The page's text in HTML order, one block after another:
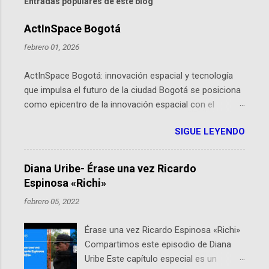
ActInSpace Bogotá
febrero 01, 2026
ActInSpace Bogotá: innovación espacial y tecnología
que impulsa el futuro de la ciudad Bogotá se posiciona
como epicentro de la innovación espacial con el
hackathon global que convierte tecnologías de la
Agencia Espacial Europea en soluciones prácticas para
la vida cotidiana. Este evento, organizado por el
Planetario de Bogotá del Idartes y la Universidad de los
Andes, reúne a expertos como el presidente de Airbus
Colombia y líderes del sector aeroespacial para inspirar
por qué importa en Bogotá ActInSpace es una
competencia mundial que opera en más de 60
ciudades, donde participantes tienen 24 horas para
SIGUE LEYENDO
Diana Uribe- Érase una vez Ricardo
Espinosa «Richi»
febrero 05, 2022
Érase una vez Ricardo Espinosa «Richi»
Compartimos este episodio de Diana
Uribe Este capítulo especial es un